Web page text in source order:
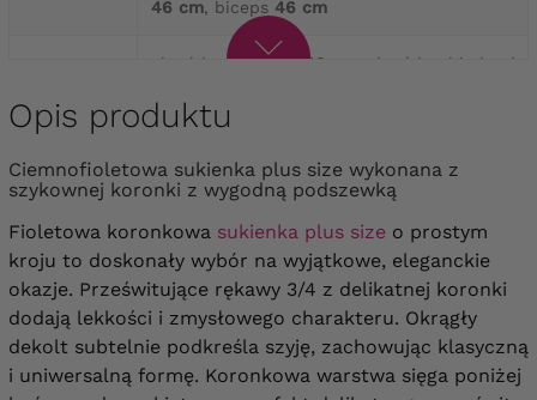
46 cm, biceps 46 cm
obwód w biuście 142 cm
, obwód w biodrach
46 cm, biceps
62
obwód w biuście 148 cm
, obwód w biodrach
160 cm, długość 125 cm , długość rękawa
48 cm , biceps 50 cm
64
obwód w biuście 152 cm, obwód w biodrach
168 cm, długość 127 cm, długość rękawa
49 cm, biceps 50 cm
Opis produktu
Ciemnofioletowa sukienka plus size wykonana z
szykownej koronki z wygodną podszewką
Fioletowa koronkowa sukienka plus size o prostym
kroju to doskonały wybór na wyjątkowe, eleganckie
okazje. Prześwitujące rękawy 3/4 z delikatnej koronki
dodają lekkości i zmysłowego charakteru. Okrągły
dekolt subtelnie podkreśla szyję, zachowując klasyczną
i uniwersalną formę. Koronkowa warstwa sięga poniżej